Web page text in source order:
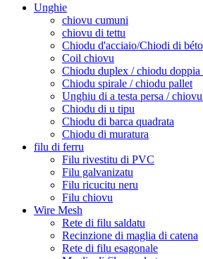
Unghie
chiovu cumuni
chiovu di tettu
Chiodu d'acciaio/Chiodi di
Coil chiovu
Chiodu duplex / chiodu doppia
Chiodu spirale / chiodu pallet
Unghiu di a testa persa /
Chiodu di u tipu
Chiodu di barca quadrata
Chiodu di muratura
filu di ferru
Filu rivestitu di PVC
Filu galvanizatu
Filu ricucitu neru
Filu chiovu
Wire Mesh
Rete di filu saldatu
Recinzione di maglia di catena
Rete di filu esagonale